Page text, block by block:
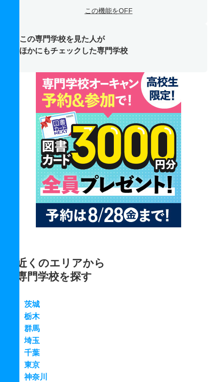
この機能をOFF
この専門学校を見た人が
ほかにもチェックした専門学校
近くのエリアから
専門学校を探す
茨城
栃木
群馬
埼玉
千葉
東京
神奈川